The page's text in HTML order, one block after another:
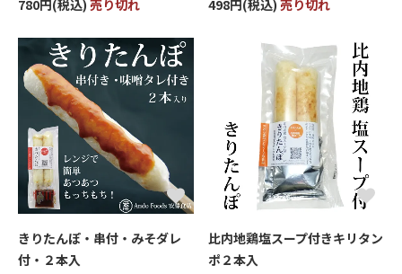
780円(税込) 売り切れ 498円(税込) 売り切れ
きりたんぽ・串付・みそダレ
付・２本入
比内地鶏塩スープ付きキリタン
ポ２本入